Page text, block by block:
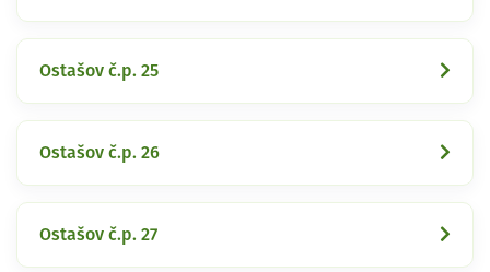
Ostašov č.p. 25
Ostašov č.p. 26
Ostašov č.p. 27